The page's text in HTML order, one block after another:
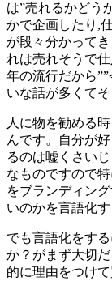
は”売れるかどう
かで企画したり,
が段々分かって
れは売れそうで
年の流行だから
いな話が多くて
人に物を勧める
んです。自分が
るのは嘘くさい
なものですので
をブランディン
いのかを言語化
でも言語化をす
か？がまず大切
的に理由をつけ